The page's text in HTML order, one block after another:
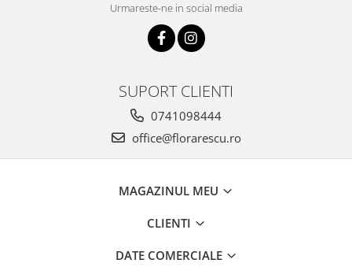
Urmareste-ne in social media
SUPORT CLIENTI
0741098444
office@florarescu.ro
MAGAZINUL MEU
CLIENTI
DATE COMERCIALE